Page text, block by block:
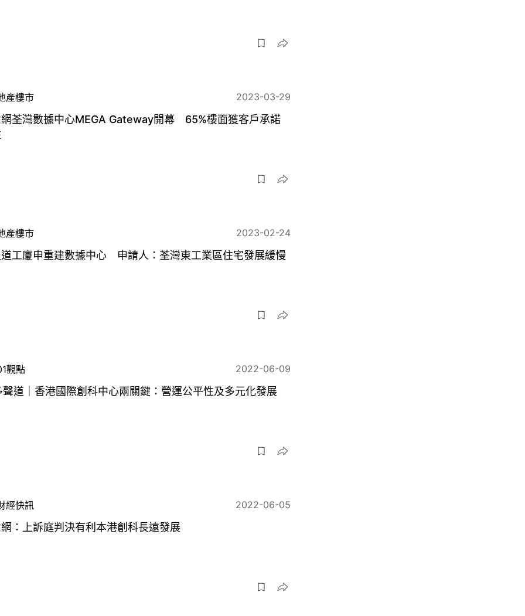
產樓市 2023-03-29
荃灣數據中心MEGA Gateway開幕 65%樓面獲客戶承諾
產樓市 2023-02-24
工廈申重建數據中心 申請人：荃灣東工業區住宅發展緩慢
觀點 2022-06-09
道｜香港國際創科中心兩關鍵：營運公平性及多元化發展
經快訊 2022-06-05
：上訴庭判決有利本港創科長遠發展